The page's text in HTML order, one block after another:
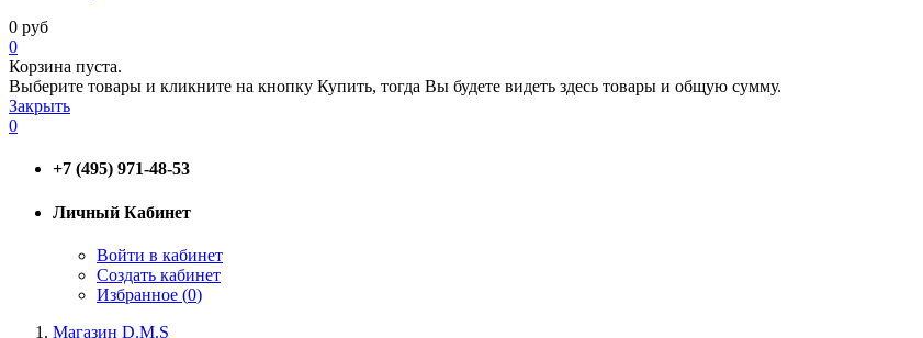
0 руб
0
Корзина пуста.
Выберите товары и кликните на кнопку Купить, тогда Вы будете видеть здесь товары и общую сумму.
Закрыть
0
+7 (495) 971-48-53
Личный Кабинет
Войти в кабинет
Создать кабинет
Избранное (0)
Магазин D.M.S